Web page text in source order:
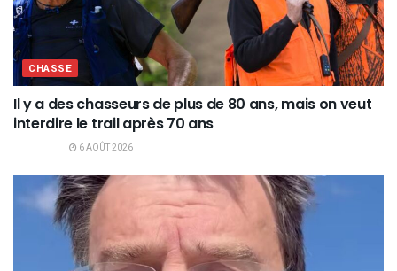
CHASSE
Il y a des chasseurs de plus de 80 ans, mais on veut
interdire le trail après 70 ans
6 AOÛT 2026